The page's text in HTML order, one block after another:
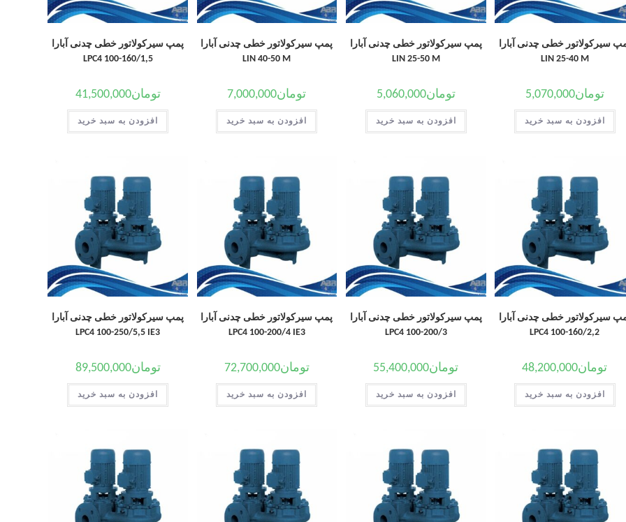
سیرکولاتور خطی چدنی آبارا
LIN 25-40 M
تومان5,070,000
افزودن به سبد خرید
پمپ سیرکولاتور خطی چدنی آبارا
LIN 25-50 M
تومان5,060,000
افزودن به سبد خرید
پمپ سیرکولاتور خطی چدنی آبارا
LIN 40-50 M
تومان7,000,000
افزودن به سبد خرید
پمپ سیرکولاتور خطی چدنی آبارا
LPC4 100-160/1,5
تومان41,500,000
افزودن به سبد خرید
سیرکولاتور خطی چدنی آبارا
LPC4 100-160/2,2
تومان48,200,000
افزودن به سبد خرید
پمپ سیرکولاتور خطی چدنی آبارا
LPC4 100-200/3
تومان55,400,000
افزودن به سبد خرید
پمپ سیرکولاتور خطی چدنی آبارا
LPC4 100-200/4 IE3
تومان72,700,000
افزودن به سبد خرید
پمپ سیرکولاتور خطی چدنی آبارا
LPC4 100-250/5,5 IE3
تومان89,500,000
افزودن به سبد خرید